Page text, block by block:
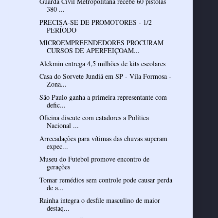
380 ...
PRECISA-SE DE PROMOTORES - 1/2
PERÍODO
MICROEMPREENDEDORES PROCURAM
CURSOS DE APERFEIÇOAM...
Alckmin entrega 4,5 milhões de kits escolares
Casa do Sorvete Jundiá em SP - Vila Formosa -
Zona...
São Paulo ganha a primeira representante com
defic...
Oficina discute com catadores a Política
Nacional ...
Arrecadações para vítimas das chuvas superam
expec...
Museu do Futebol promove encontro de
gerações
Tomar remédios sem controle pode causar perda
de a...
Rainha integra o desfile masculino de maior
destaq...